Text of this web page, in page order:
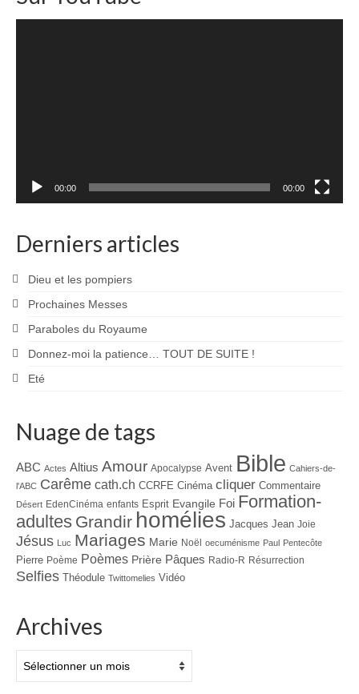
00:00 00:00
Derniers articles
Dieu et les pompiers
Prochaines Messes
Paraboles du Royaume
Donnez-moi la patience… TOUT DE SUITE !
Eté
Nuage de tags
ABC Actes Altius Amour Apocalypse Avent Bible Cahiers-de-
l'ABC Carême cath.ch CCRFE Cinéma cliquer Commentaire
Désert EdenCinéma enfants Esprit Evangile Foi Formation-
adultes Grandir homélies Jacques Jean Joie
Jésus Luc Mariages Marie Noël oecuménisme Paul Pentecôte
Pierre Poème Poèmes Prière Pâques Radio-R Résurrection
Selfies Théodule Twittomelies Vidéo
Archives